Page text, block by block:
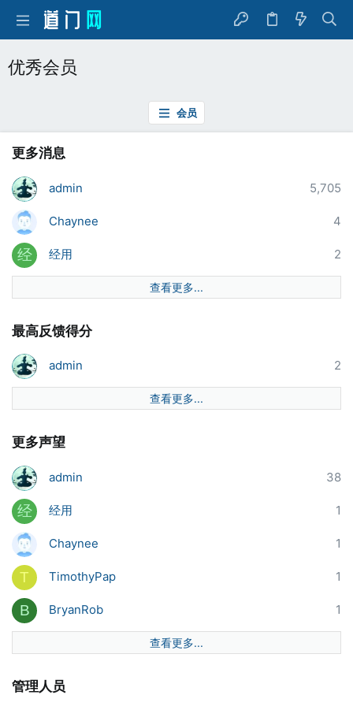
优秀会员
会员
更多消息
5,705
admin
4
Chaynee
经 2
经用
查看更多...
最高反馈得分
2
admin
查看更多...
更多声望
38
admin
经 1
经用
1
Chaynee
T 1
TimothyPap
B 1
BryanRob
查看更多...
管理人员